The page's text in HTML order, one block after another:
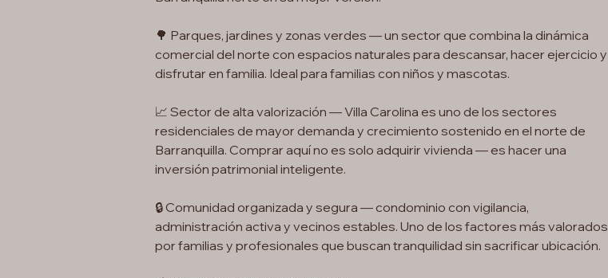
🌳 Parques, jardines y zonas verdes — un sector que combina la dinámica
comercial del norte con espacios naturales para descansar, hacer ejercicio y
disfrutar en familia. Ideal para familias con niños y mascotas.
📈 Sector de alta valorización — Villa Carolina es uno de los sectores
residenciales de mayor demanda y crecimiento sostenido en el norte de
Barranquilla. Comprar aquí no es solo adquirir vivienda — es hacer una
inversión patrimonial inteligente.
🔒 Comunidad organizada y segura — condominio con vigilancia,
administración activa y vecinos estables. Uno de los factores más valorados
por familias y profesionales que buscan tranquilidad sin sacrificar ubicación.